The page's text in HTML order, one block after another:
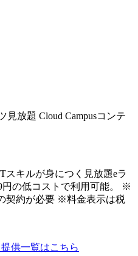
見放題 Cloud Campusコンテ
スキルが身につく見放題eラ
円の低コストで利用可能。 ※
契約が必要 ※料金表示は税
供一覧はこちら